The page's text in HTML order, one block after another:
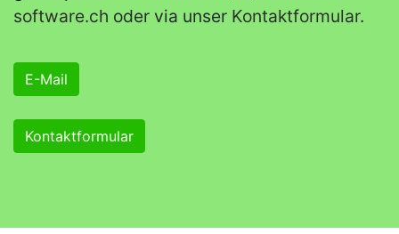
software.ch oder via unser Kontaktformular.
E-Mail
Kontaktformular